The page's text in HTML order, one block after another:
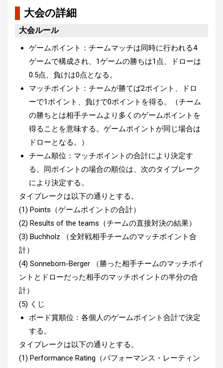
大会の詳細
大会ルール
ゲームポイント：チームマッチは同時に行われる4
ゲームで構成され、1ゲームの勝ちは1点、ドローは
0.5点、負けは0点となる。
マッチポイント：チームが勝てば2ポイント、ドロ
ーで1ポイント、負けで0ポイントを得る。（チーム
の勝ちとは相手チームより多くのゲームポイントを
得ることを意味する。ゲームポイントが同じ場合は
ドローとなる。）
チーム順位：マッチポイントの合計により決定す
る。同ポイントの場合の順位は、次のタイブレーク
により決定する。
タイブレークは以下の通りとする。
(1) Points（ゲームポイントの合計）
(2) Results of the teams（チームの直接対決の結果）
(3) Buchholz （全対戦相手チームのマッチポイント合
計）
(4) Sonneborn-Berger （勝った相手チームのマッチポイ
ントとドローだった相手のマッチポイントの半分の合
計）
(5) くじ
ボード賞順位：各個人のゲームポイント合計で決定
する。
タイブレークは以下の通りとする。
(1) Performance Rating（パフォーマンス・レーティン